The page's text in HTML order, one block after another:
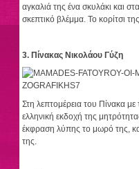
αγκαλιά της ένα σκυλάκι και
σκεπτικό βλέμμα. Το κορίτσι της
3. Πίνακας Νικολάου Γύζη
Στη λεπτομέρεια του Πίνακα με
ελληνική εκδοχή της
έκφραση λύπης το μωρό της,
της.